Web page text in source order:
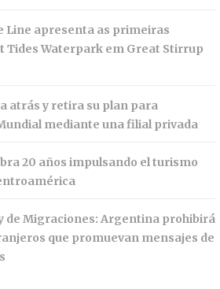
Line apresenta as primeiras
Tides Waterpark em Great Stirrup
atrás y retira su plan para
mediante una filial privada
20 años impulsando el turismo
de Migraciones: Argentina prohibirá
que promuevan mensajes de